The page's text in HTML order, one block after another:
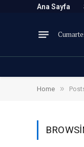
Ana Sayfa
Home »